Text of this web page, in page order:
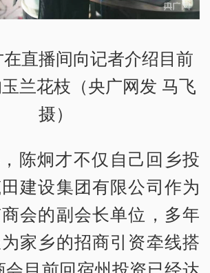
直播间向记者介绍目前
兰花枝（央广网发 马飞
摄）
陈炯才不仅自己回乡投
建设集团有限公司作为
会的副会长单位，多年
家乡的招商引资牵线搭